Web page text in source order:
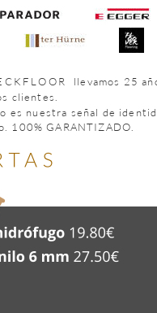
llevamos 25
clientes.
es nuestra señal de
100% GARANTIZADO.